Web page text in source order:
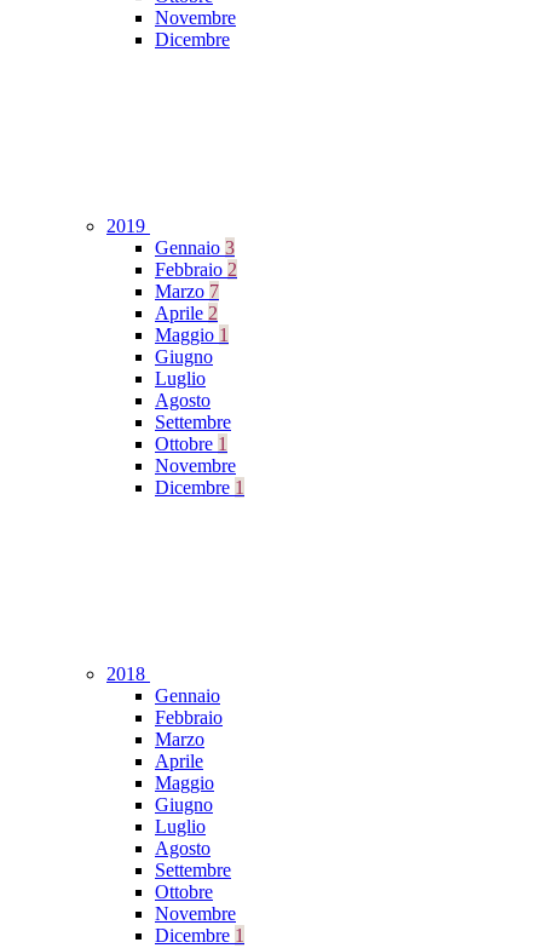
Novembre
Dicembre
2019
Gennaio 3
Febbraio 2
Marzo 7
Aprile 2
Maggio 1
Giugno
Luglio
Agosto
Settembre
Ottobre 1
Novembre
Dicembre 1
2018
Gennaio
Febbraio
Marzo
Aprile
Maggio
Giugno
Luglio
Agosto
Settembre
Ottobre
Novembre
Dicembre 1